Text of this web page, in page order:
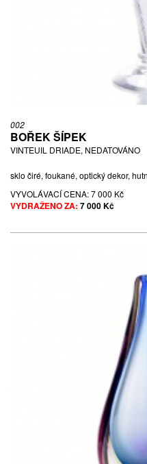
002
BOŘEK ŠÍPEK
VINTEUIL DRIADE, NEDATOVÁNO
sklo čiré, foukané, optický dekor,
VYVOLÁVACÍ CENA:7 000 Kč
VYDRAŽENO ZA: 7 000 Kč